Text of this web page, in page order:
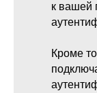
к вашей
Кроме